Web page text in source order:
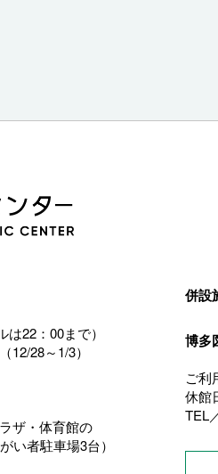
22：00まで）
12/28～1/3）
ザ・体育館の
い者駐車場3台）
併設
博多
ご利
休館
TEL